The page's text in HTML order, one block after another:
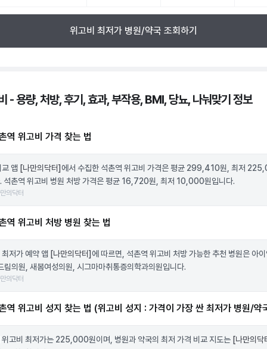
위고비 최저가 병원/약국 조회하기
- 용량, 처방, 후기, 효과, 부작용, BMI, 당뇨, 나눠맞기 정보
역 위고비 가격 찾는 법
앱 [나만의닥터] 에서 수집한 석촌역 위고비 가격은 평균 299,410원, 최저
석촌역 위고비 병원 처방 가격은 평균 16,720원, 최저 10,000원입니다.
의닥터
역 위고비 처방 병원 찾는 법
저가 예약 앱 [나만의닥터] 에 따르면, 석촌역 위고비 처방 가능한 추천 병원은 아
림의원, 새봄여성의원, 시그마마취통증의학과의원입니다.
의닥터
역 위고비 성지 찾는 법 (위고비 성지 : 가격이 가장 싼 최저가 병원/약
위고비 최저가는 225,000원이며, 병원과 약국의 최저 가격 비교 지도는 [나만의닥